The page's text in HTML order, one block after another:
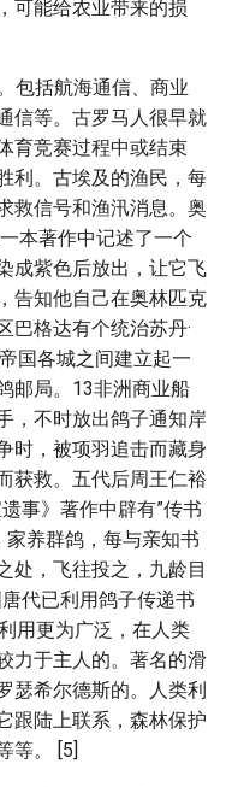
可能给农业带来的损
包括航海通信、商业
信等。古罗马人很早就
育竞赛过程中或结束
利。古埃及的渔民，每
救信号和渔汛消息。奥
本著作中记述了一个
成紫色后放出，让它飞
告知他自己在奥林匹克
巴格达有个统治苏丹·
国各城之间建立起一
邮局。13非洲商业船
，不时放出鸽子通知岸
时，被项羽追击而藏身
获救。五代后周王仁裕
事》著作中辟有”传书
家养群鸽，每与亲知书
处，飞往投之，九龄目
代已利用鸽子传递书
用更为广泛，在人类
力于主人的。著名的滑
瑟希尔德斯的。人类利
跟陆上联系，森林保护
等。 [5]